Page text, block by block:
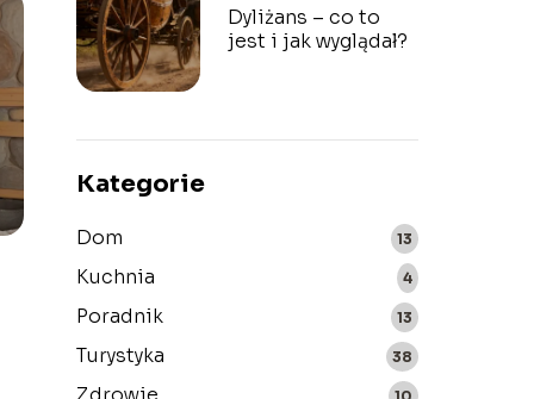
Dyliżans – co to
jest i jak wyglądał?
Kategorie
Dom 13
Kuchnia 4
Poradnik 13
Turystyka 38
10